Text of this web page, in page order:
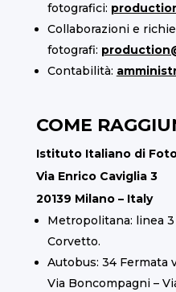
fotografici:
Collaborazioni e
fotografi:
Contabilità:
COME
Istituto Italiano di
Via Enrico Caviglia 3
20139 Milano – Italy
Metropolitana: linea
Corvetto.
Autobus: 34 Fermata
Via Boncompagni –